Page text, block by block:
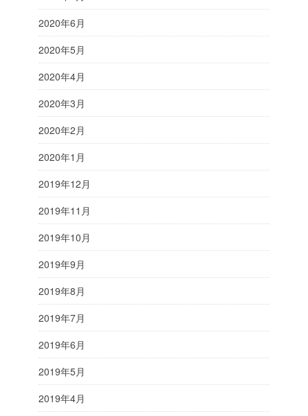
2020年6月
2020年5月
2020年4月
2020年3月
2020年2月
2020年1月
2019年12月
2019年11月
2019年10月
2019年9月
2019年8月
2019年7月
2019年6月
2019年5月
2019年4月